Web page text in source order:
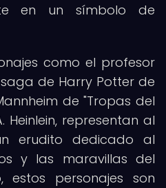
en un símbolo de
como el profesor
de Harry Potter de
de "Tropas del
Heinlein, representan al
erudito dedicado al
y las maravillas del
estos personajes son